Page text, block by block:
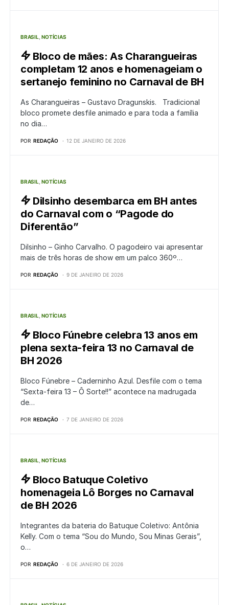
BRASIL NOTÍCIAS
Bloco de mães: As Charangueiras
completam 12 anos e homenageiam o
sertanejo feminino no Carnaval de BH
As Charangueiras – Gustavo Dragunskis. Tradicional
bloco promete desfile animado e para toda a família
no dia…
POR REDAÇÃO 12 DE JANEIRO DE 2026
BRASIL NOTÍCIAS
Dilsinho desembarca em BH antes
do Carnaval com o “Pagode do
Diferentão”
Dilsinho – Ginho Carvalho. O pagodeiro vai apresentar
mais de três horas de show em um palco 360º…
POR REDAÇÃO 9 DE JANEIRO DE 2026
BRASIL NOTÍCIAS
Bloco Fúnebre celebra 13 anos em
plena sexta-feira 13 no Carnaval de
BH 2026
Bloco Fúnebre – Caderninho Azul. Desfile com o tema
“Sexta-feira 13 – Ô Sorte!!” acontece na madrugada
de…
POR REDAÇÃO 7 DE JANEIRO DE 2026
BRASIL NOTÍCIAS
Bloco Batuque Coletivo
homenageia Lô Borges no Carnaval
de BH 2026
Integrantes da bateria do Batuque Coletivo: Antônia
Kelly. Com o tema “Sou do Mundo, Sou Minas Gerais”,
o…
POR REDAÇÃO 6 DE JANEIRO DE 2026